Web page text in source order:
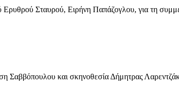
Ερυθρού Σταυρού, Ειρήνη Παπάζογλου, για τη
και σκηνοθεσία Δήμητρας